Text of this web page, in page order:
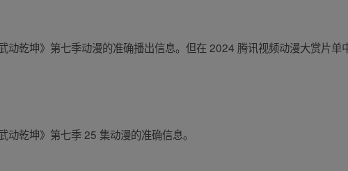
动乾坤》第七季动漫的准确播出信息。但在 2024 腾讯视频动漫大赏片单
乾坤》第七季 25 集动漫的准确信息。